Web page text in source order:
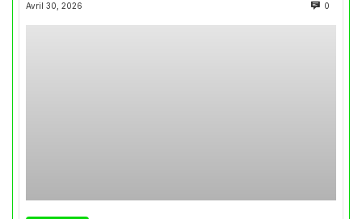
Avril 30, 2026 0